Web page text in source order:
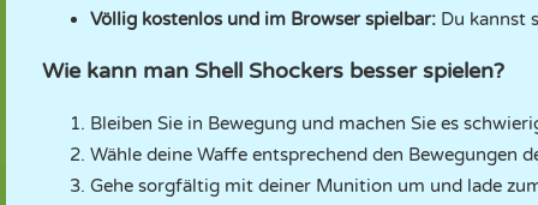
Völlig kostenlos und im Browser spielbar: Du kannst
Wie kann man Shell Shockers besser spielen?
Bleiben Sie in Bewegung und machen Sie es
Wähle deine Waffe entsprechend den Bewegungen
Gehe sorgfältig mit deiner Munition um und lade